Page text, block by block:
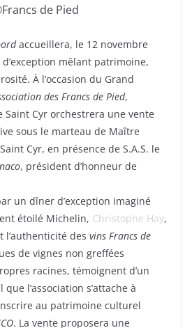
de Pied
accueillera, le 12 novembre
mêlant patrimoine,
À l’occasion du Grand
des Francs de Pied,
Saint Cyr orchestrera une vente
sous le marteau de Maître
Cyr, en présence de S.A.S. le
, président d’honneur de
un dîner d’exception imaginé
étoilé Michelin, Christophe Hay,
des vins Francs de
de vignes non greffées
racines, témoignent d’un
l’association s’attache à
au patrimoine culturel
. La vente proposera une